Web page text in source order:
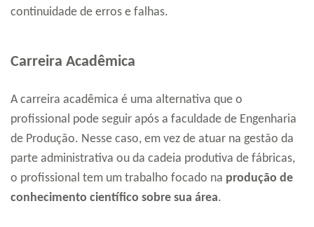
continuidade de erros e falhas.
Carreira Acadêmica
A carreira acadêmica é uma alternativa que o
profissional pode seguir após a faculdade de Engenharia
de Produção. Nesse caso, em vez de atuar na gestão da
parte administrativa ou da cadeia produtiva de fábricas,
o profissional tem um trabalho focado na produção de
conhecimento científico sobre sua área.